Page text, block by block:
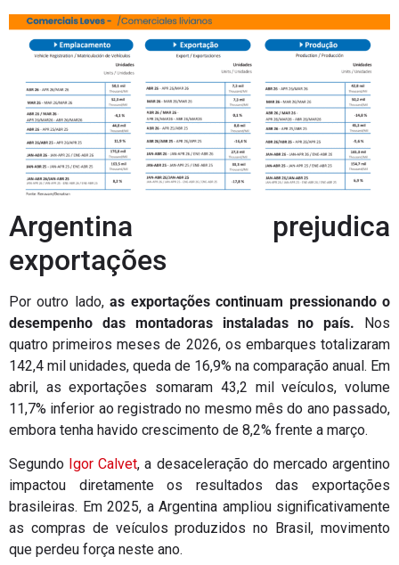
Argentina prejudica
exportações
Por outro lado,as exportações continuam pressionando o
desempenho das montadoras instaladas no país. Nos
quatro primeiros meses de 2026, os embarques totalizaram
142,4 mil unidades, queda de 16,9% na comparação anual. Em
abril, as exportações somaram 43,2 mil veículos, volume
11,7% inferior ao registrado no mesmo mês do ano passado,
embora tenha havido crescimento de 8,2% frente a março.
Segundo Igor Calvet, a desaceleração do mercado argentino
impactou diretamente os resultados das exportações
brasileiras. Em 2025, a Argentina ampliou significativamente
as compras de veículos produzidos no Brasil, movimento
que perdeu força neste ano.